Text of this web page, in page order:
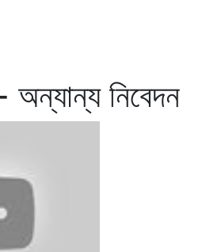
অন্যান্য নিবেদন